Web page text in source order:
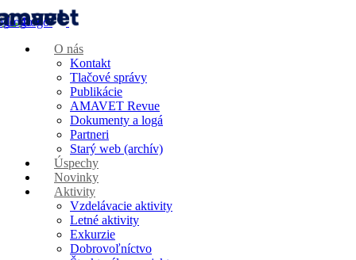
O nás
Kontakt
Tlačové správy
Publikácie
AMAVET Revue
Dokumenty a logá
Partneri
Starý web (archív)
Úspechy
Novinky
Aktivity
Vzdelávacie aktivity
Letné aktivity
Exkurzie
Dobrovoľníctvo